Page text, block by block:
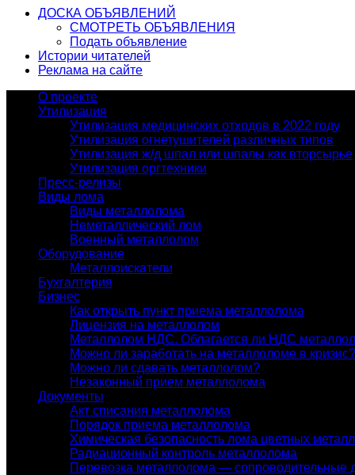
ДОСКА ОБЪЯВЛЕНИЙ
СМОТРЕТЬ ОБЪЯВЛЕНИЯ
Подать объявление
Истории читателей
Реклама на сайте
О проекте
Утилизация
Утилизация медицинских отходов в 2022 году
Утилизация огнетушителей различных типов
Утилизация ж/д шпал или шпалы как вторсырье
Утилизация оргтехники
Пресс-релизы
Виды лома
Виды металлолома
Неметаллический лом
Военный металлолом
Оборудование
Металлоискатели
Бухгалтерия
Бизнес
Как открыть пункт приема металлолома
Лицензия на металлолом
Металлолом НДС. Облагается ли НДС
Можно ли заработать на металлоломе в кризис?
Можно ли сдавать металлолом?
Незаконный прием металлолома
Документы
Акт списания металлолома
Порядок приема металлолома
Химическая безопасность лома цветных
Радиационный контроль металлолома
Перевозка металлолома — сопроводительные